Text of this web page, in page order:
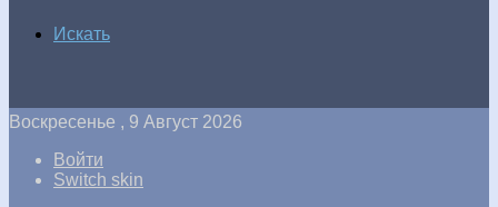
Искать
Воскресенье , 9 Август 2026
Войти
Switch skin